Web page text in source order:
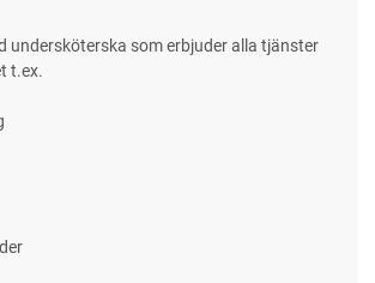
undersköterska som erbjuder alla tjänster
t.ex.